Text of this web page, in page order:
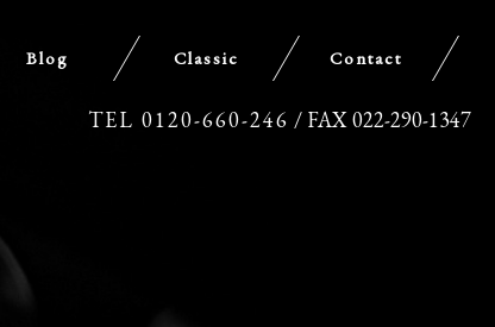
TEL 0120-660-246 / FAX 022-290-1347
Blog Classic Contact